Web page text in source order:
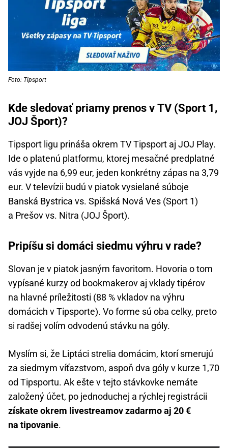
Foto: Tipsport
Kde sledovať priamy prenos v TV (Sport 1,
JOJ Šport)?
Tipsport ligu prináša okrem TV Tipsport aj JOJ Play.
Ide o platenú platformu, ktorej mesačné predplatné
vás vyjde na 6,99 eur, jeden konkrétny zápas na 3,79
eur. V televízii budú v piatok vysielané súboje
Banská Bystrica vs. Spišská Nová Ves (Sport 1)
a Prešov vs. Nitra (JOJ Šport).
Pripíšu si domáci siedmu výhru v rade?
Slovan je v piatok jasným favoritom. Hovoria o tom
vypísané kurzy od bookmakerov aj vklady tipérov
na hlavné príležitosti (88 % vkladov na výhru
domácich v Tipsporte). Vo forme sú oba celky, preto
si radšej volím odvodenú stávku na góly.
Myslím si, že Liptáci strelia domácim, ktorí smerujú
za siedmym víťazstvom, aspoň dva góly v kurze 1,70
od Tipsportu. Ak ešte v tejto stávkovke nemáte
založený účet, po jednoduchej a rýchlej registrácii
získate okrem livestreamov zadarmo aj 20 €
na tipovanie.